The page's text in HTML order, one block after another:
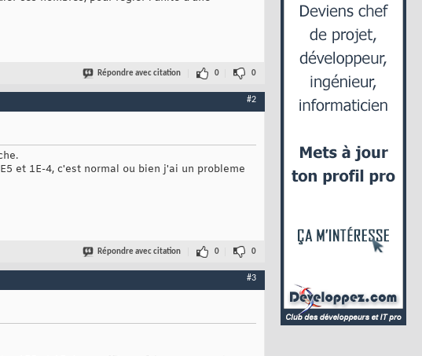
Répondre avec citation 0 0
#2
et 1E-4, c'est normal ou bien j'ai un probleme
Répondre avec citation 0 0
#3